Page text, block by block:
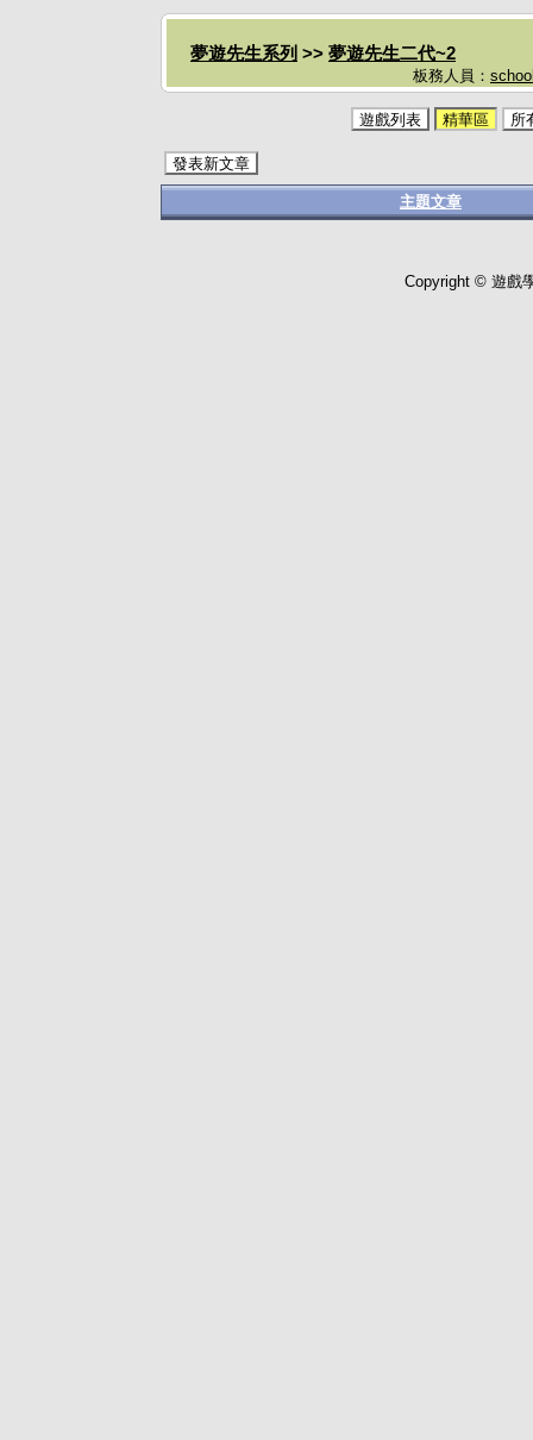
夢遊先生系列 >> 夢遊先生二代~2
板務人員：
遊戲列表 精華區 所
發表新文章
主題文章
Copyright © 遊戲